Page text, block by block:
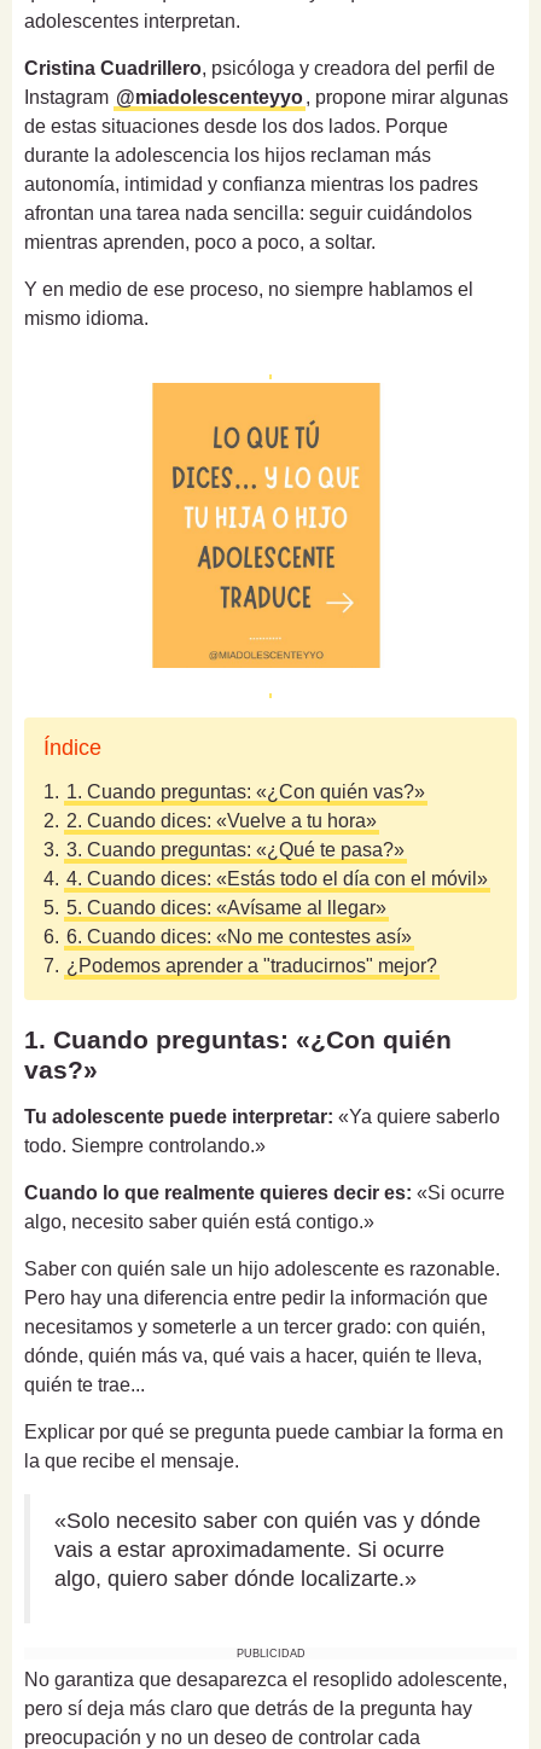
adolescentes interpretan.
Cristina Cuadrillero, psicóloga y creadora del perfil de
Instagram @miadolescenteyyo, propone mirar algunas
de estas situaciones desde los dos lados. Porque
durante la adolescencia los hijos reclaman más
autonomía, intimidad y confianza mientras los padres
afrontan una tarea nada sencilla: seguir cuidándolos
mientras aprenden, poco a poco, a soltar.
Y en medio de ese proceso, no siempre hablamos el
mismo idioma.
Índice
1. 1. Cuando preguntas: «¿Con quién vas?»
2. 2. Cuando dices: «Vuelve a tu hora»
3. 3. Cuando preguntas: «¿Qué te pasa?»
4. 4. Cuando dices: «Estás todo el día con el móvil»
5. 5. Cuando dices: «Avísame al llegar»
6. 6. Cuando dices: «No me contestes así»
7. ¿Podemos aprender a "traducirnos" mejor?
1. Cuando preguntas: «¿Con quién
vas?»
Tu adolescente puede interpretar: «Ya quiere saberlo
todo. Siempre controlando.»
Cuando lo que realmente quieres decir es: «Si ocurre
algo, necesito saber quién está contigo.»
Saber con quién sale un hijo adolescente es razonable.
Pero hay una diferencia entre pedir la información que
necesitamos y someterle a un tercer grado: con quién,
dónde, quién más va, qué vais a hacer, quién te lleva,
quién te trae...
Explicar por qué se pregunta puede cambiar la forma en
la que recibe el mensaje.
«Solo necesito saber con quién vas y dónde
vais a estar aproximadamente. Si ocurre
algo, quiero saber dónde localizarte.»
PUBLICIDAD
No garantiza que desaparezca el resoplido adolescente,
pero sí deja más claro que detrás de la pregunta hay
preocupación y no un deseo de controlar cada